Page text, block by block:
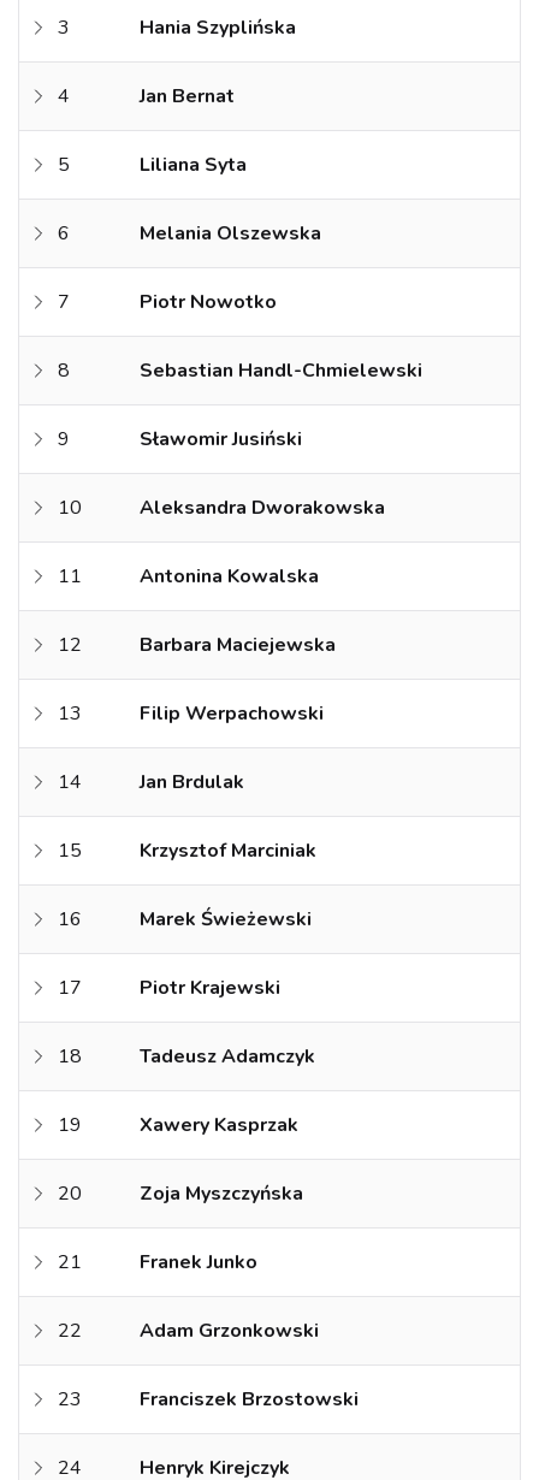
3 Hania Szyplińska
4 Jan Bernat
5 Liliana Syta
6 Melania Olszewska
7 Piotr Nowotko
8 Sebastian Handl-Chmielewski
9 Sławomir Jusiński
10 Aleksandra Dworakowska
11 Antonina Kowalska
12 Barbara Maciejewska
13 Filip Werpachowski
14 Jan Brdulak
15 Krzysztof Marciniak
16 Marek Świeżewski
17 Piotr Krajewski
18 Tadeusz Adamczyk
19 Xawery Kasprzak
20 Zoja Myszczyńska
21 Franek Junko
22 Adam Grzonkowski
23 Franciszek Brzostowski
24 Henryk Kirejczyk